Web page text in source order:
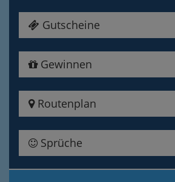
Gutscheine
Gewinnen
Routenplan
Sprüche